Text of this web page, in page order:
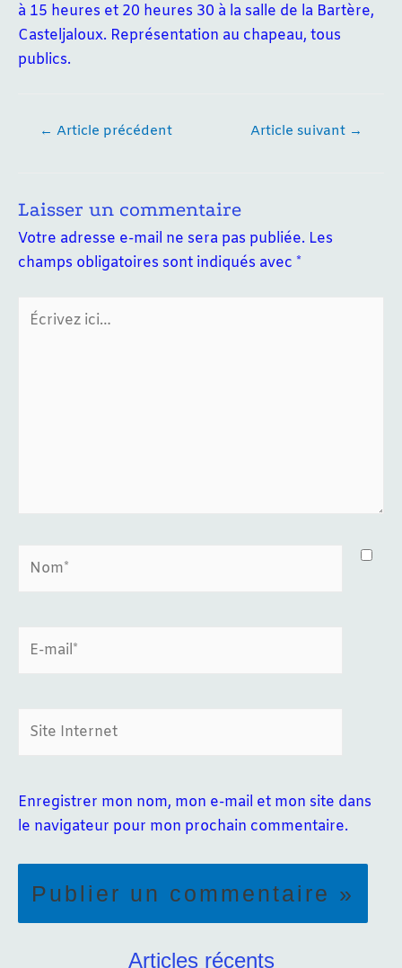
à 15 heures et 20 heures 30 à la salle de la Bartère,
Casteljaloux. Représentation au chapeau, tous
publics.
Navigation
← Article précédent Article suivant →
Laisser un commentaire
Votre adresse e-mail ne sera pas publiée. Les
champs obligatoires sont indiqués avec *
Écrivez
Site
Enregistrer mon nom, mon e-mail et mon site dans
le navigateur pour mon prochain commentaire.
Articles récents